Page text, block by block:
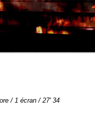
/ 1 écran / 27' 34